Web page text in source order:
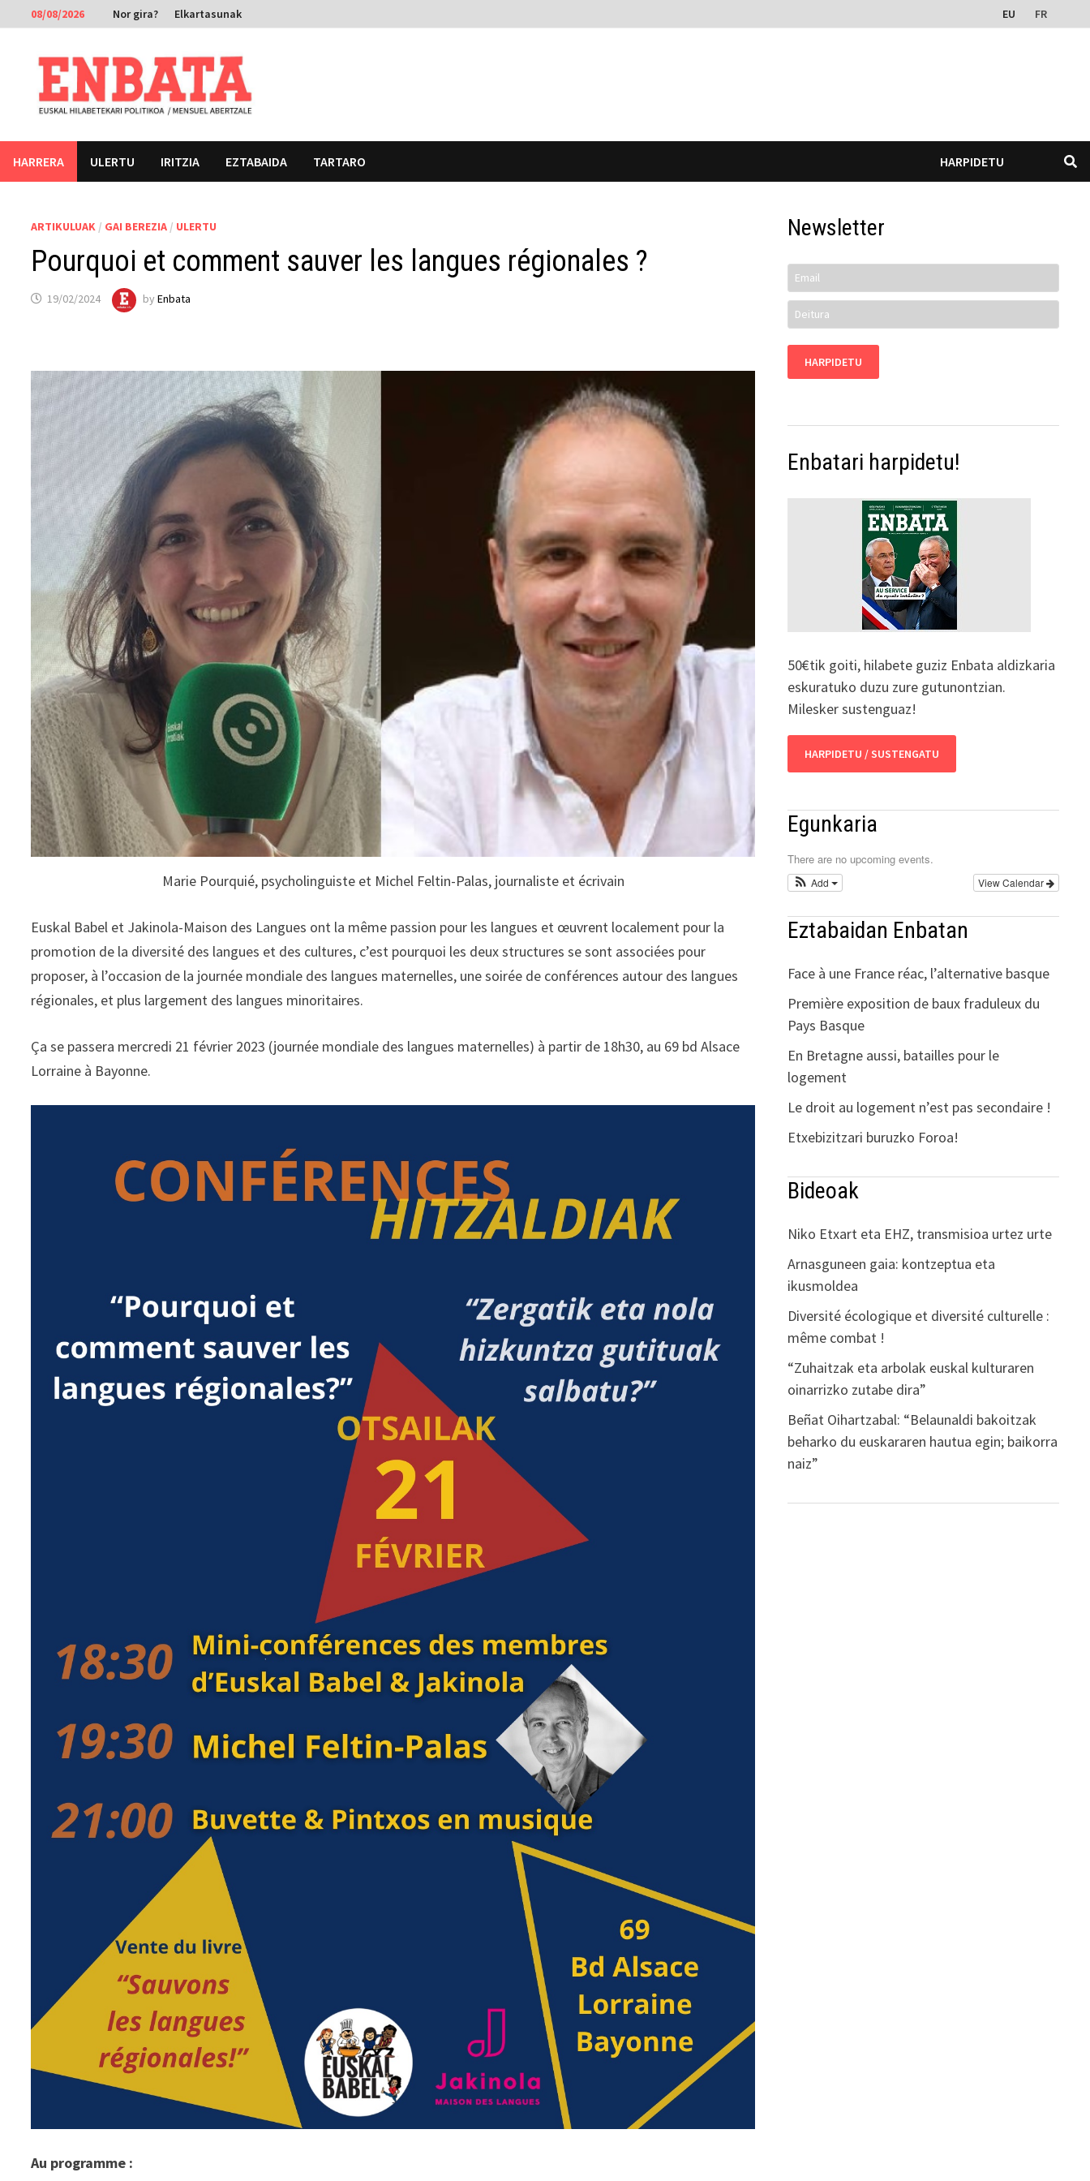
to
content
08/08/2026 Nor gira? Elkartasunak EU FR
HARRERA ULERTU IRITZIA EZTABAIDA TARTARO HARPIDETU
ARTIKULUAK / GAI BEREZIA / ULERTU
Pourquoi et comment sauver les langues régionales ?
19/02/2024 byEnbata
Marie Pourquié, psycholinguiste et Michel Feltin-Palas, journaliste et écrivain
Euskal Babel et Jakinola-Maison des Langues ont la même passion pour les langues et œuvrent localement pour la
promotion de la diversité des langues et des cultures, c’est pourquoi les deux structures se sont associées pour
proposer, à l’occasion de la journée mondiale des langues maternelles, une soirée de conférences autour des langues
régionales, et plus largement des langues minoritaires.
Ça se passera mercredi 21 février 2023 (journée mondiale des langues maternelles) à partir de 18h30, au 69 bd Alsace
Lorraine à Bayonne.
Au programme :
Newsletter
Enbatari harpidetu!
50€tik goiti, hilabete guziz Enbata aldizkaria
eskuratuko duzu zure gutunontzian.
Milesker sustenguaz!
HARPIDETU / SUSTENGATU
Egunkaria
There are no upcoming events.
View Calendar
Add
Eztabaidan Enbatan
Face à une France réac, l’alternative basque
Première exposition de baux fraduleux du
Pays Basque
En Bretagne aussi, batailles pour le
logement
Le droit au logement n’est pas secondaire !
Etxebizitzari buruzko Foroa!
Bideoak
Niko Etxart eta EHZ, transmisioa urtez urte
Arnasguneen gaia: kontzeptua eta
ikusmoldea
Diversité écologique et diversité culturelle :
même combat !
“Zuhaitzak eta arbolak euskal kulturaren
oinarrizko zutabe dira”
Beñat Oihartzabal: “Belaunaldi bakoitzak
beharko du euskararen hautua egin; baikorra
naiz”